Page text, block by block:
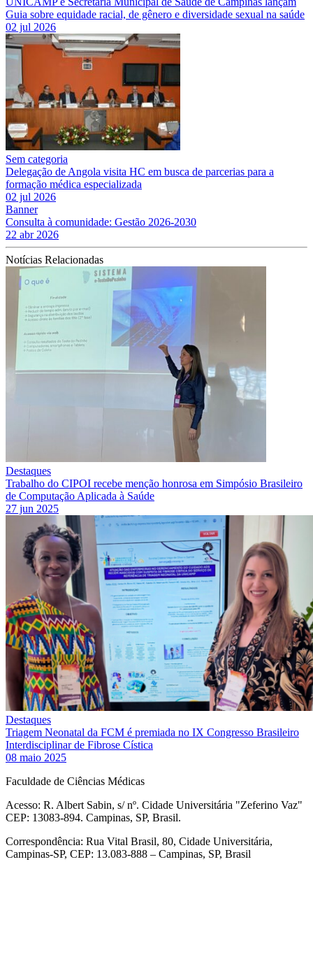
Guia sobre equidade racial, de gênero e diversidade sexual na saúde
02 jul 2026
Sem categoria
Delegação de Angola visita HC em busca de parcerias para a
formação médica especializada
02 jul 2026
Banner
Consulta à comunidade: Gestão 2026-2030
22 abr 2026
Notícias Relacionadas
Destaques
Trabalho do CIPOI recebe menção honrosa em Simpósio Brasileiro
de Computação Aplicada à Saúde
27 jun 2025
Destaques
Triagem Neonatal da FCM é premiada no IX Congresso Brasileiro
Interdisciplinar de Fibrose Cística
08 maio 2025
Faculdade de Ciências Médicas
Acesso: R. Albert Sabin, s/ nº. Cidade Universitária "Zeferino Vaz"
CEP: 13083-894. Campinas, SP, Brasil.
Correspondência: Rua Vital Brasil, 80, Cidade Universitária,
Campinas-SP, CEP: 13.083-888 – Campinas, SP, Brasil